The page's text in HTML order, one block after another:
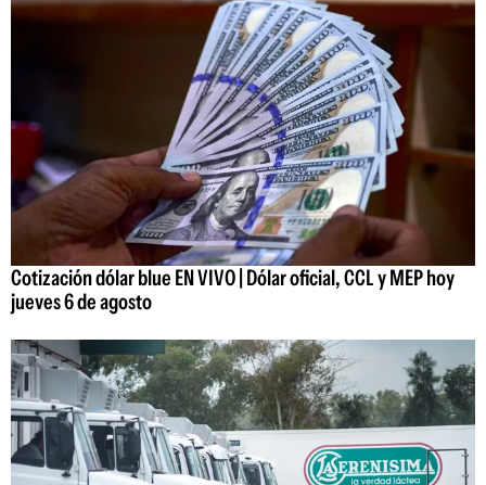
Cotización dólar blue EN VIVO | Dólar oficial, CCL y MEP hoy
jueves 6 de agosto